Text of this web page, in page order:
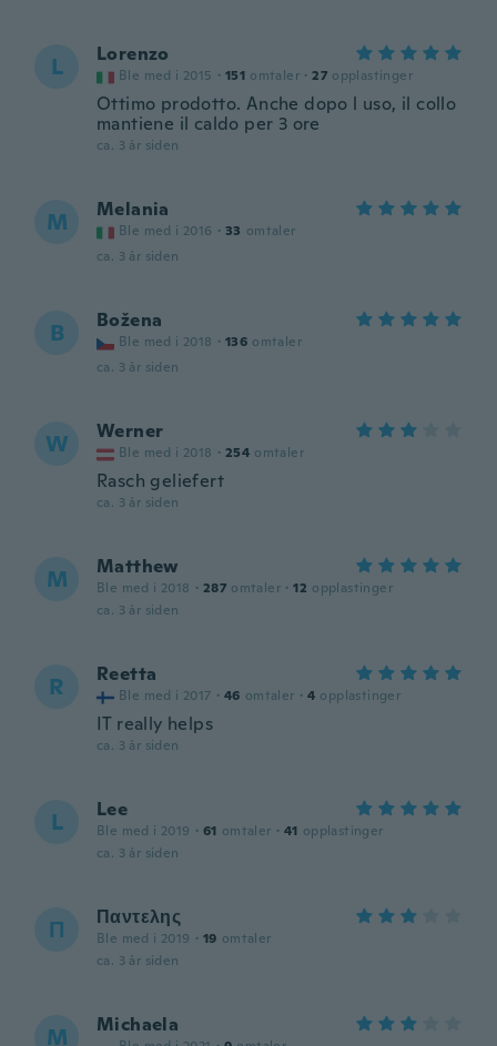
L Lorenzo
Ble med i 2015 · 151 omtaler · 27 opplastinger
Ottimo prodotto. Anche dopo l uso, il collo
mantiene il caldo per 3 ore
ca. 3 år siden
M Melania
Ble med i 2016 · 33 omtaler
ca. 3 år siden
B Božena
Ble med i 2018 · 136 omtaler
ca. 3 år siden
W Werner
Ble med i 2018 · 254 omtaler
Rasch geliefert
ca. 3 år siden
M Matthew
Ble med i 2018 · 287 omtaler · 12 opplastinger
ca. 3 år siden
R Reetta
Ble med i 2017 · 46 omtaler · 4 opplastinger
IT really helps
ca. 3 år siden
L Lee
Ble med i 2019 · 61 omtaler · 41 opplastinger
ca. 3 år siden
Π Παντελης
Ble med i 2019 · 19 omtaler
ca. 3 år siden
M Michaela